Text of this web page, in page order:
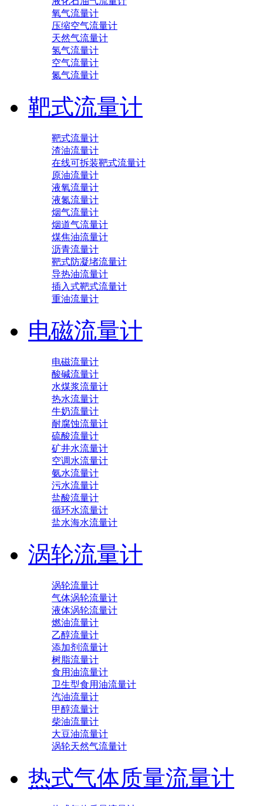
氧气流量计
压缩空气流量计
天然气流量计
氢气流量计
空气流量计
氮气流量计
靶式流量计
靶式流量计
渣油流量计
在线可拆装靶式流量计
原油流量计
液氧流量计
液氮流量计
烟气流量计
烟道气流量计
煤焦油流量计
沥青流量计
靶式防凝堵流量计
导热油流量计
插入式靶式流量计
重油流量计
电磁流量计
电磁流量计
酸碱流量计
水煤浆流量计
热水流量计
牛奶流量计
耐腐蚀流量计
硫酸流量计
矿井水流量计
空调水流量计
氨水流量计
污水流量计
盐酸流量计
循环水流量计
盐水海水流量计
涡轮流量计
涡轮流量计
气体涡轮流量计
液体涡轮流量计
燃油流量计
乙醇流量计
添加剂流量计
树脂流量计
食用油流量计
卫生型食用油流量计
汽油流量计
甲醇流量计
柴油流量计
大豆油流量计
涡轮天然气流量计
热式气体质量流量计